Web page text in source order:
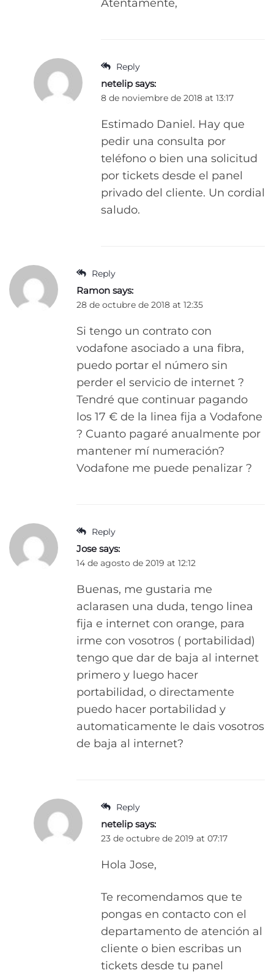
Atentamente,
Reply
netelip says:
8 de noviembre de 2018 at 13:17
Estimado Daniel. Hay que
pedir una consulta por
teléfono o bien una solicitud
por tickets desde el panel
privado del cliente. Un cordial
saludo.
Reply
Ramon says:
28 de octubre de 2018 at 12:35
Si tengo un contrato con
vodafone asociado a una fibra,
puedo portar el número sin
perder el servicio de internet ?
Tendré que continuar pagando
los 17 € de la linea fija a Vodafone
? Cuanto pagaré anualmente por
mantener mí numeración?
Vodafone me puede penalizar ?
Reply
Jose says:
14 de agosto de 2019 at 12:12
Buenas, me gustaria me
aclarasen una duda, tengo linea
fija e internet con orange, para
irme con vosotros ( portabilidad)
tengo que dar de baja al internet
primero y luego hacer
portabilidad, o directamente
puedo hacer portabilidad y
automaticamente le dais vosotros
de baja al internet?
Reply
netelip says:
23 de octubre de 2019 at 07:17
Hola Jose,
Te recomendamos que te
pongas en contacto con el
departamento de atención al
cliente o bien escribas un
tickets desde tu panel